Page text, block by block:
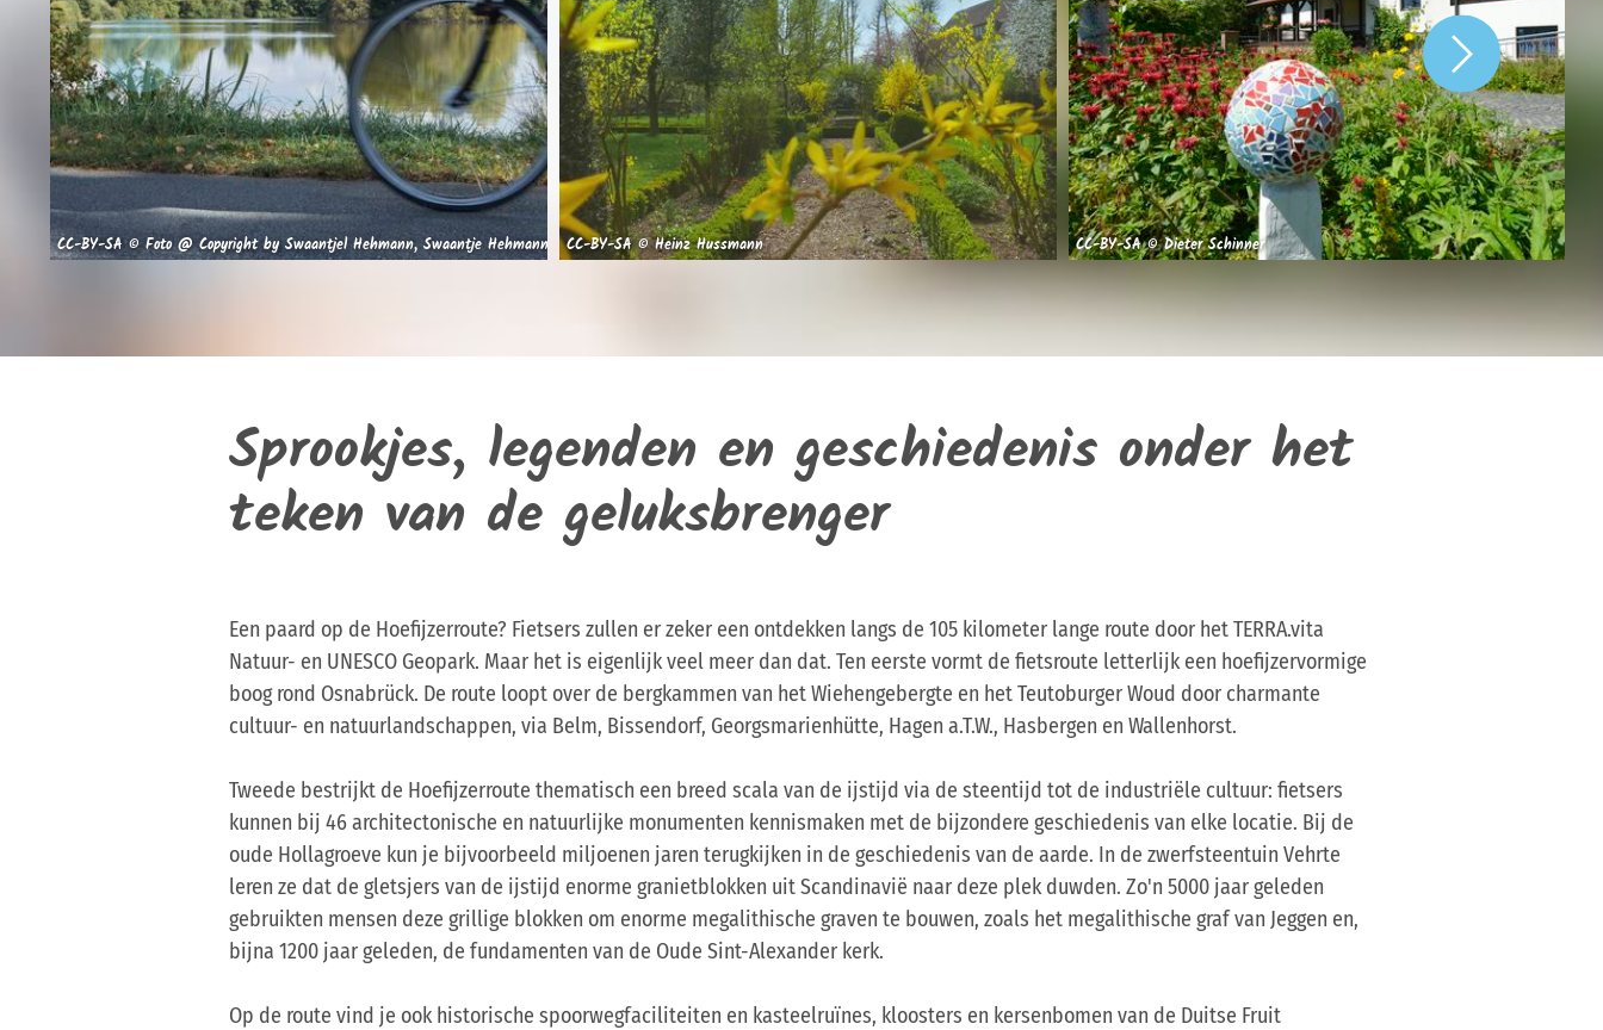
CC-BY-SA © Foto @ Copyright by Swaantjel Hehmann, Swaantje Hehmann CC-BY-SA © Heinz Hussmann CC-BY-SA © Dieter Schinner
Sprookjes, legenden en geschiedenis onder het
teken van de geluksbrenger
Een paard op de Hoefijzerroute? Fietsers zullen er zeker een ontdekken langs de 105 kilometer lange route door het TERRA.vita
Natuur- en UNESCO Geopark. Maar het is eigenlijk veel meer dan dat. Ten eerste vormt de fietsroute letterlijk een hoefijzervormige
boog rond Osnabrück. De route loopt over de bergkammen van het Wiehengebergte en het Teutoburger Woud door charmante
cultuur- en natuurlandschappen, via Belm, Bissendorf, Georgsmarienhütte, Hagen a.T.W., Hasbergen en Wallenhorst.
Tweede bestrijkt de Hoefijzerroute thematisch een breed scala van de ijstijd via de steentijd tot de industriële cultuur: fietsers
kunnen bij 46 architectonische en natuurlijke monumenten kennismaken met de bijzondere geschiedenis van elke locatie. Bij de
oude Hollagroeve kun je bijvoorbeeld miljoenen jaren terugkijken in de geschiedenis van de aarde. In de zwerfsteentuin Vehrte
leren ze dat de gletsjers van de ijstijd enorme granietblokken uit Scandinavië naar deze plek duwden. Zo'n 5000 jaar geleden
gebruikten mensen deze grillige blokken om enorme megalithische graven te bouwen, zoals het megalithische graf van Jeggen en,
bijna 1200 jaar geleden, de fundamenten van de Oude Sint-Alexander kerk.
Op de route vind je ook historische spoorwegfaciliteiten en kasteelruïnes, kloosters en kersenbomen van de Duitse Fruit